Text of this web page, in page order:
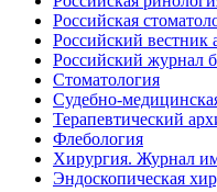
Российская
Российский вестник
Российский журнал
Стоматология
Судебно-
Терапевтический
Флебология
Хирургия. Журнал
Эндоскопическая